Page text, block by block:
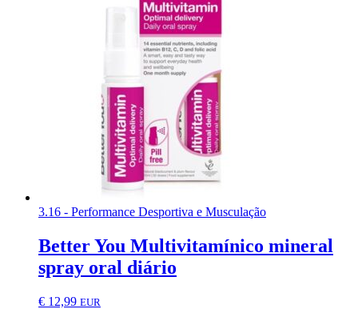
3.16 - Performance Desportiva e Musculação
Better You Multivitamínico mineral
spray oral diário
€ 12,99 EUR